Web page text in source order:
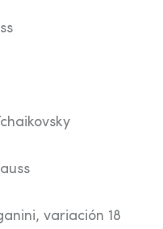
variación 18